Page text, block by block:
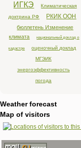
ИГКЭ
Климатическая
доктрина РФ
РКИК ООН
бюллетень Изменение
климата
национальный доклад о
кадастре
оценочный доклад
МГЭИК
энергоэффективность
погода
Weather forecast
Map of visitors